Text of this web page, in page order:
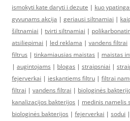
ismokyti kate daryti i dezute | kuo
gyvunams akcija | geriausi siltnamiai |
šiltnamiai | tvirti siltnamiai |
atsiliepimai | led reklama | vandens filtrai
filtrus | tinkamiausias maistas | maistas
| augintojams | blogas | straipsniai |
fejerverkai | ieskantiems filtru | filtrai
filtrai | vandens filtrai | biologinės
kanalizacijos bakterijos | medinis namelis
biologinės bakterijos | fejerverkai | sodui |